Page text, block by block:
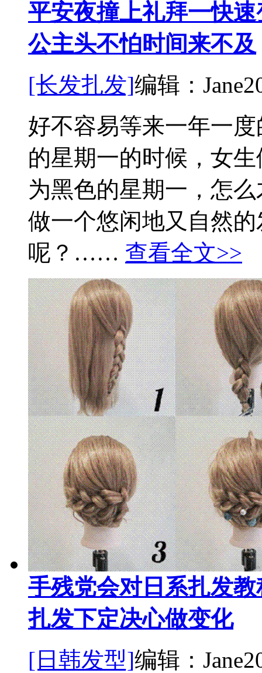
平安夜撞上礼拜一快
公主头不怕时间来不及
[长发扎发]编辑：Jane
好不容易等来一年一
的星期一的时候，女
为黑色的星期一，怎
做一个悠闲地又自然
呢？…… 查看全文>>
手残党会对日系扎发
扎发下定决心做变化
[日韩发型]编辑：Jane